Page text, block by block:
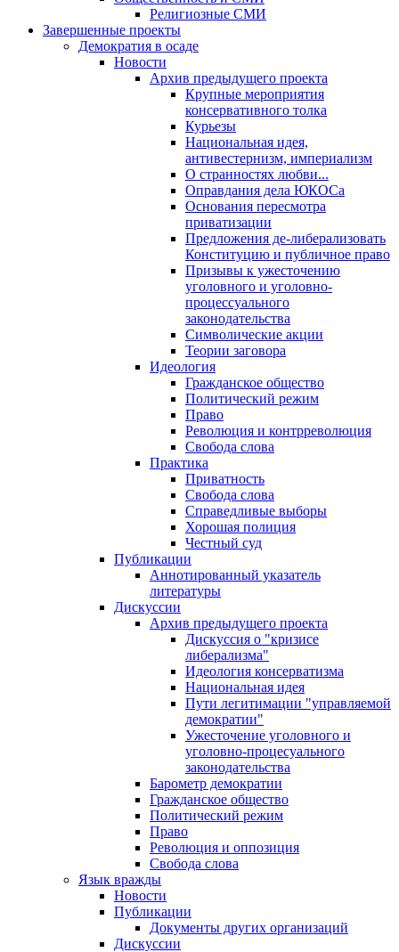
Религиозные СМИ
Завершенные проекты
Демократия в осаде
Новости
Архив предыдущего проекта
Крупные мероприятия
консервативного толка
Курьезы
Национальная идея,
антивестернизм, империализм
О странностях любви...
Оправдания дела ЮКОСа
Основания пересмотра
приватизации
Предложения де-либерализовать
Конституцию и публичное право
Призывы к ужесточению
уголовного и уголовно-
процессуального
законодательства
Символические акции
Теории заговора
Идеология
Гражданское общество
Политический режим
Право
Революция и контрреволюция
Свобода слова
Практика
Приватность
Свобода слова
Справедливые выборы
Хорошая полиция
Честный суд
Публикации
Аннотированный указатель
литературы
Дискуссии
Архив предыдущего проекта
Дискуссия о "кризисе
либерализма"
Идеология консерватизма
Национальная идея
Пути легитимации "управляемой
демократии"
Ужесточение уголовного и
уголовно-процесуального
законодательства
Барометр демократии
Гражданское общество
Политический режим
Право
Революция и оппозиция
Свобода слова
Язык вражды
Новости
Публикации
Документы других организаций
Дискуссии